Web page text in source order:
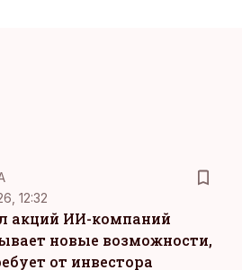
12:32
акций ИИ-компаний
новые возможности,
от инвестора